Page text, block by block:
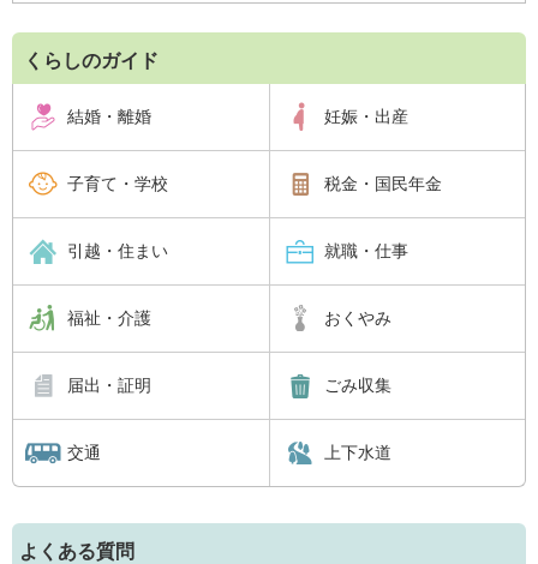
くらしのガイド
結婚・離婚 妊娠・出産
子育て・学校 税金・国民年金
引越・住まい 就職・仕事
福祉・介護 おくやみ
届出・証明 ごみ収集
交通 上下水道
よくある質問